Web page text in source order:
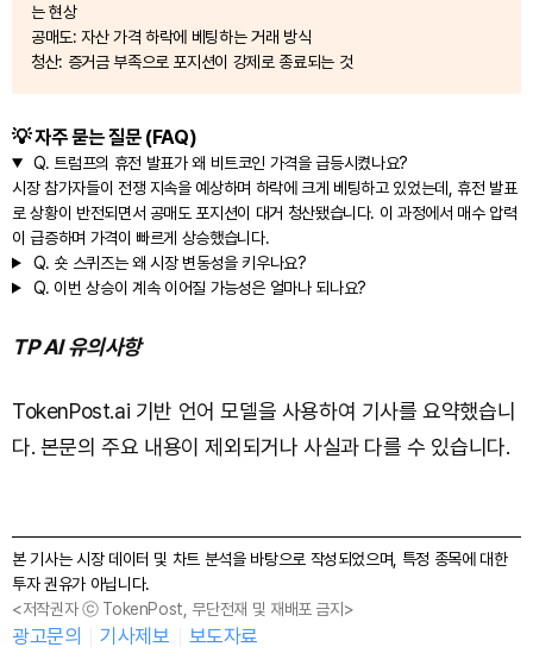
는 현상
공매도: 자산 가격 하락에 베팅하는 거래 방식
청산: 증거금 부족으로 포지션이 강제로 종료되는 것
💡 자주 묻는 질문 (FAQ)
Q. 트럼프의 휴전 발표가 왜 비트코인 가격을 급등시켰나요?
시장 참가자들이 전쟁 지속을 예상하며 하락에 크게 베팅하고 있었는데, 휴전 발표
로 상황이 반전되면서 공매도 포지션이 대거 청산됐습니다. 이 과정에서 매수 압력
이 급증하며 가격이 빠르게 상승했습니다.
Q. 숏 스퀴즈는 왜 시장 변동성을 키우나요?
Q. 이번 상승이 계속 이어질 가능성은 얼마나 되나요?
TP AI 유의사항
TokenPost.ai 기반 언어 모델을 사용하여 기사를 요약했습니
다. 본문의 주요 내용이 제외되거나 사실과 다를 수 있습니다.
본 기사는 시장 데이터 및 차트 분석을 바탕으로 작성되었으며, 특정 종목에 대한
투자 권유가 아닙니다.
<저작권자 ⓒ TokenPost, 무단전재 및 재배포 금지>
광고문의 기사제보 보도자료